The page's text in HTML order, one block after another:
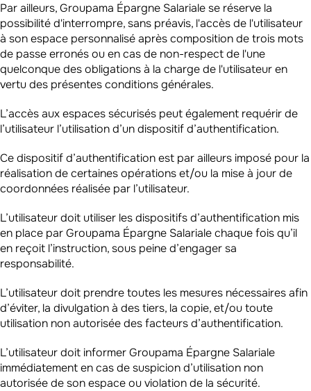
Par ailleurs, Groupama Épargne Salariale se réserve la
possibilité d'interrompre, sans préavis, l'accès de l'utilisateur
à son espace personnalisé après composition de trois mots
de passe erronés ou en cas de non-respect de l'une
quelconque des obligations à la charge de l'utilisateur en
vertu des présentes conditions générales.
L’accès aux espaces sécurisés peut également requérir de
l’utilisateur l’utilisation d’un dispositif d’authentification.
Ce dispositif d’authentification est par ailleurs imposé pour la
réalisation de certaines opérations et/ou la mise à jour de
coordonnées réalisée par l’utilisateur.
L’utilisateur doit utiliser les dispositifs d’authentification mis
en place par Groupama Épargne Salariale chaque fois qu’il
en reçoit l’instruction, sous peine d’engager sa
responsabilité.
L’utilisateur doit prendre toutes les mesures nécessaires afin
d’éviter, la divulgation à des tiers, la copie, et/ou toute
utilisation non autorisée des facteurs d’authentification.
L’utilisateur doit informer Groupama Épargne Salariale
immédiatement en cas de suspicion d’utilisation non
autorisée de son espace ou violation de la sécurité.